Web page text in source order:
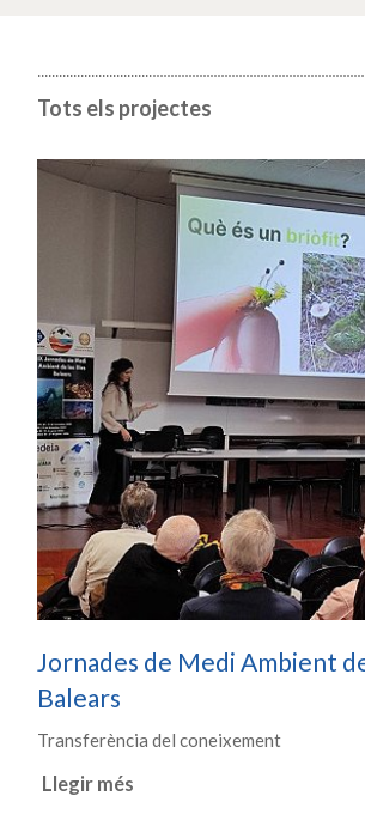
Tots els projectes
Jornades de Medi Ambient
Balears
Transferència del coneixement
Llegir més